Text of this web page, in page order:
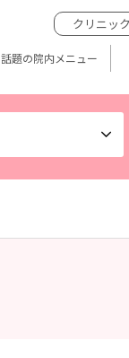
クリニッ
話題の院内メニュー